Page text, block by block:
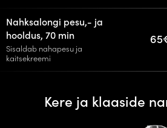
Nahksalongi pesu,- ja
hooldus, 70 min
Sisaldab nahapesu ja
kaitsekreemi
Kere ja klaaside